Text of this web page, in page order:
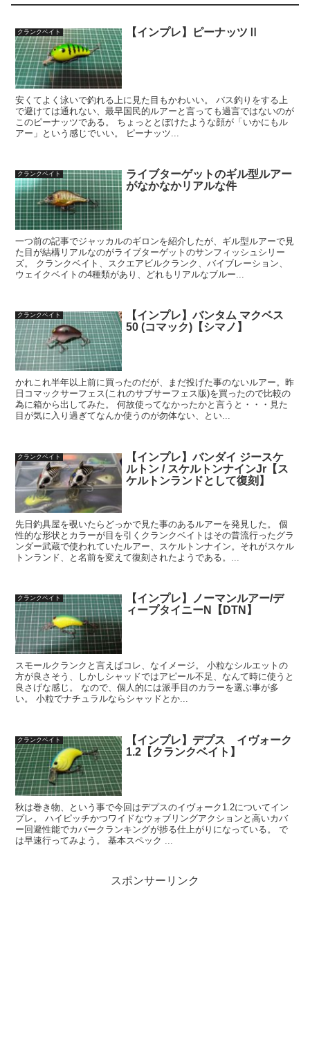
クランクベイト 【インプレ】ピーナッツⅡ
安くてよく泳いで釣れる上に見た目もかわいい。 バス釣りをする上
で避けては通れない、最早国民的ルアーと言っても過言ではないのが
このピーナッツである。 ちょっととぼけたような顔が「いかにもル
アー」という感じでいい。 ピーナッツ...
クランクベイト
ライブターゲットのギル型ルアー
がなかなかリアルな件
一つ前の記事でジャッカルのギロンを紹介したが、ギル型ルアーで見
た目が結構リアルなのがライブターゲットのサンフィッシュシリー
ズ。 クランクベイト、スクエアビルクランク、バイブレーション、
ウェイクベイトの4種類があり、どれもリアルなブルー...
クランクベイト
【インプレ】バンタム マクベス
50 (コマック)【シマノ】
かれこれ半年以上前に買ったのだが、まだ投げた事のないルアー。昨
日コマックサーフェス(これのサブサーフェス版)を買ったので比較の
為に箱から出してみた。 何故使ってなかったかと言うと・・・見た
目が気に入り過ぎてなんか使うのが勿体ない、とい...
クランクベイト
【インプレ】バンダイ ジースケ
ルトン / スケルトンナインJr【ス
ケルトンランドとして復刻】
先日釣具屋を覗いたらどっかで見た事のあるルアーを発見した。 個
性的な形状とカラーが目を引くクランクベイトはその昔流行ったグラ
ンダー武蔵で使われていたルアー、スケルトンナイン。それがスケル
トンランド、と名前を変えて復刻されたようである。...
クランクベイト
【インプレ】ノーマンルアー/デ
ィープタイニーN【DTN】
スモールクランクと言えばコレ、なイメージ。 小粒なシルエットの
方が良さそう、しかしシャッドではアピール不足、なんて時に使うと
良さげな感じ。 なので、個人的には派手目のカラーを選ぶ事が多
い。 小粒でナチュラルならシャッドとか...
クランクベイト
【インプレ】デプス イヴォーク
1.2【クランクベイト】
秋は巻き物、という事で今回はデプスのイヴォーク1.2についてイン
プレ。 ハイピッチかつワイドなウォブリングアクションと高いカバ
ー回避性能でカバークランキングが捗る仕上がりになっている。 で
は早速行ってみよう。 基本スペック ...
スポンサーリンク